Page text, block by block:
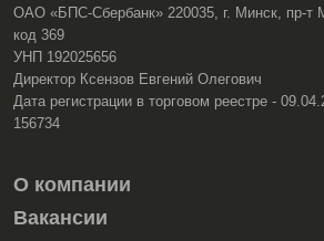
ОАО «БПС-Сбербанк» 220035, г. Минск, пр-т
код 369
УНП 192025656
Директор Ксензов Евгений Олегович
Дата регистрации в торговом реестре -
156734
О компании
Вакансии